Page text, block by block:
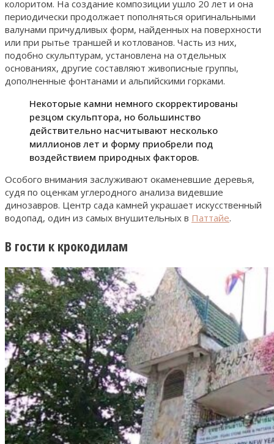
колоритом. На создание композиции ушло 20 лет и она
периодически продолжает пополняться оригинальными
валунами причудливых форм, найденных на поверхности
или при рытье траншей и котлованов. Часть из них,
подобно скульптурам, установлена на отдельных
основаниях, другие составляют живописные группы,
дополненные фонтанами и альпийскими горками.
Некоторые камни немного скорректированы
резцом скульптора, но большинство
действительно насчитывают несколько
миллионов лет и форму приобрели под
воздействием природных факторов.
Особого внимания заслуживают окаменевшие деревья,
судя по оценкам углеродного анализа видевшие
динозавров. Центр сада камней украшает искусственный
водопад, один из самых внушительных в Паттайе.
В гости к крокодилам